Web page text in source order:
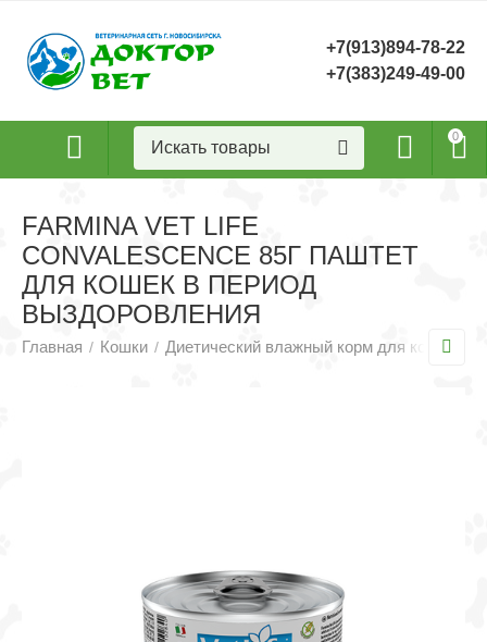
+7(913)894-78-22
+7(383)249-49-00
0
FARMINA VET LIFE
CONVALESCENCE 85Г ПАШТЕТ
ДЛЯ КОШЕК В ПЕРИОД
ВЫЗДОРОВЛЕНИЯ
Главная / Кошки / Диетический влажный корм для кошек